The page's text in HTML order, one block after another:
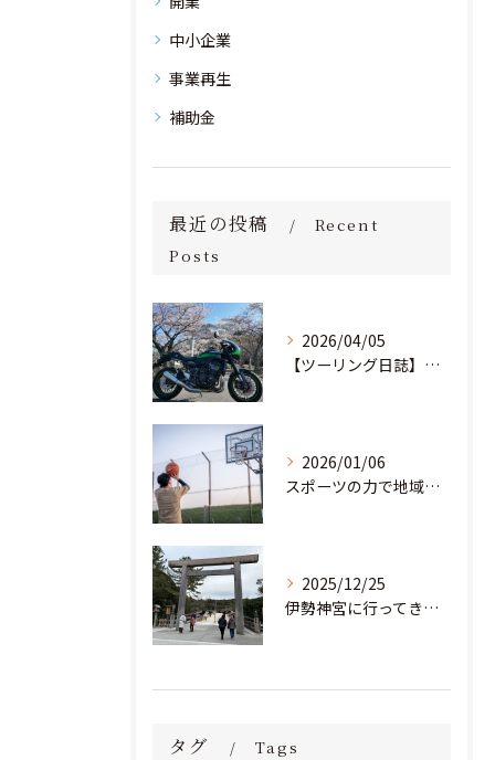
中小企業
事業再生
補助金
最近の投稿
Recent
Posts
2026/04/05
【ツーリング日誌】桜満開！茨城の里山を駆け抜け、愛宕神社へ
2026/01/06
スポーツの力で地域と教育の未来を創る。部活動の「地域移行」に挑む若き起業家
2025/12/25
伊勢神宮に行ってきました！
タグ Tags